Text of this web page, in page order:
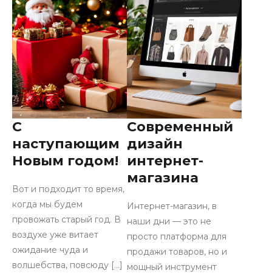
С
наступающим
Новым годом!
Вот и подходит то время,
когда мы будем
провожать старый год. В
воздухе уже витает
ожидание чуда и
волшебства, повсюду […]
Современный
дизайн
интернет-
магазина
Интернет-магазин, в
наши дни — это не
просто платформа для
продажи товаров, но и
мощный инструмент